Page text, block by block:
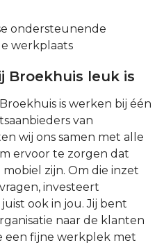
ondersteunende
werkplaats
Broekhuis leuk is
is werken bij één
van
wij ons samen met alle
ervoor te zorgen dat
zijn. Om die inzet
investeert
ook in jou. Jij bent
naar de klanten
een fijne werkplek met